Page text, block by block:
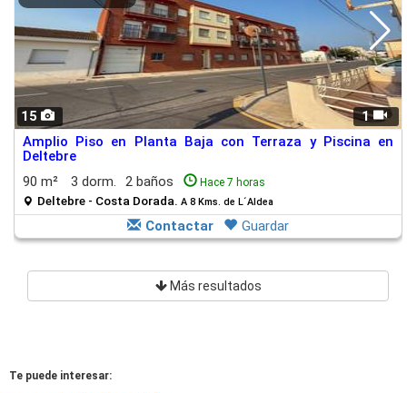
15
1
Amplio Piso en Planta Baja con Terraza y Piscina en
Deltebre
90 m²
3 dorm. 2 baños Hace 7 horas
Deltebre - Costa Dorada. A 8 Kms. de L´Aldea
Contactar Guardar
Más resultados
Te puede interesar: